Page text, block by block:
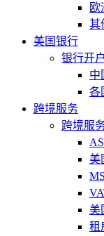
欧
其
美国银行
银行开户
中
各
跨境服务
跨境服
美
美
租